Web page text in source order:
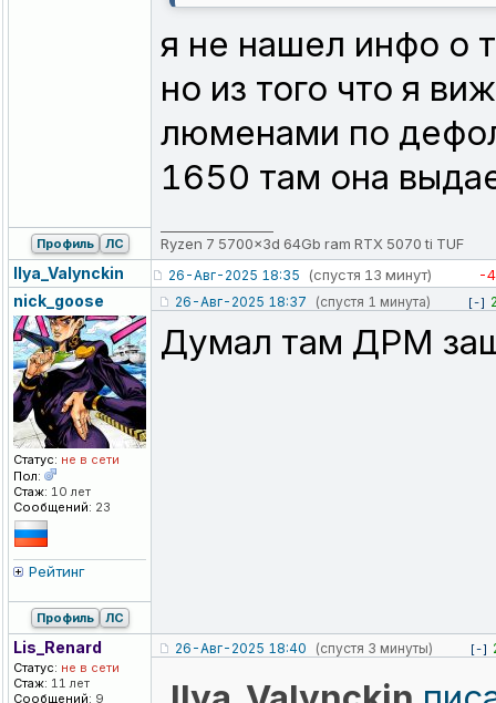
я не нашел инфо о
но из того что я
люменами по
1650 там она
Ryzen 7 5700x3d 64Gb ram RTX 5070 ti TUF
Профиль ЛС
Ilya_Valynckin 26-Авг-2025 18:35 (спустя 13 минут) -
nick_goose
Статус: не в сети
Пол:
Стаж: 10 лет
Сообщений: 23
Рейтинг
26-Авг-2025 18:37 (спустя 1 минута) [-]
Думал там ДРМ
Профиль ЛС
Lis_Renard
Статус: не в сети
Стаж: 11 лет
Сообщений: 9
26-Авг-2025 18:40 (спустя 3 минуты) [-]